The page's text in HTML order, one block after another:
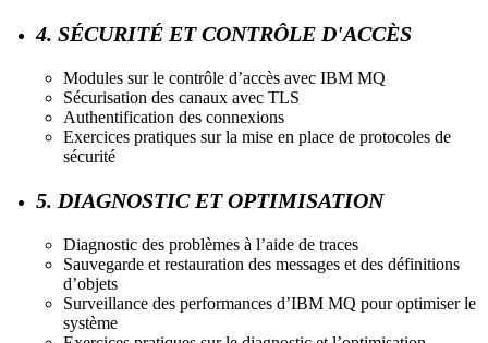
4. SÉCURITÉ ET CONTRÔLE D'ACCÈS
Modules sur le contrôle d’accès avec IBM MQ
Sécurisation des canaux avec TLS
Authentification des connexions
Exercices pratiques sur la mise en place de protocoles de
sécurité
5. DIAGNOSTIC ET OPTIMISATION
Diagnostic des problèmes à l’aide de traces
Sauvegarde et restauration des messages et des définitions
d’objets
Surveillance des performances d’IBM MQ pour optimiser le
système